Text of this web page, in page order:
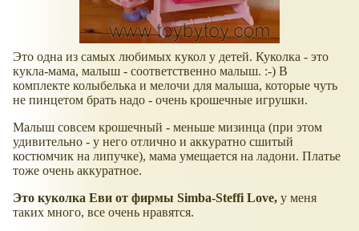
Это одна из самых любимых кукол у детей. Куколка - это
кукла-мама, малыш - соответственно малыш. :-) В
комплекте колыбелька и мелочи для малыша, которые чуть
не пинцетом брать надо - очень крошечные игрушки.
Малыш совсем крошечный - меньше мизинца (при этом
удивительно - у него отлично и аккуратно сшитый
костюмчик на липучке), мама умещается на ладони. Платье
тоже очень аккуратное.
Это куколка Еви от фирмы Simba-Steffi Love, у меня
таких много, все очень нравятся.